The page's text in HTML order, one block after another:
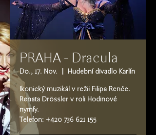
PRAHA - Dracula
Do., 17. Nov. Hudební divadlo Karlín
Ikonický muzikál v režii Filipa Renče.
Renata Drössler v roli Hodinové
nymfy.
Telefon: +420 736 621 155